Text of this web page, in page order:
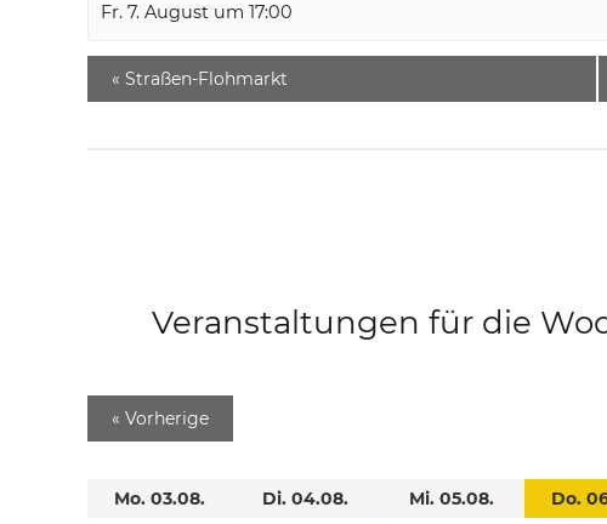
Fr. 7. August um 17:00
« Straßen-Flohmarkt
Veranstaltungen für die
« Vorherige
Mo. 03.08.
Di. 04.08.
Mi. 05.08.
Do.